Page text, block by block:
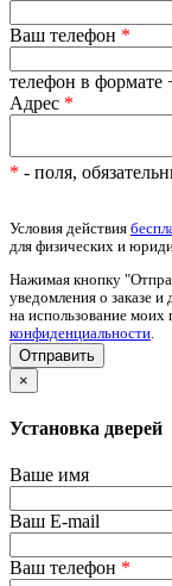
Ваш телефон *
телефон в формате
Адрес *
* - поля,
Условия действия
для физических и
Нажимая кнопку
уведомления о заказе
на использование моих
конфиденциальности
×
Установка дверей
Ваше имя
Ваш E-mail
Ваш телефон *